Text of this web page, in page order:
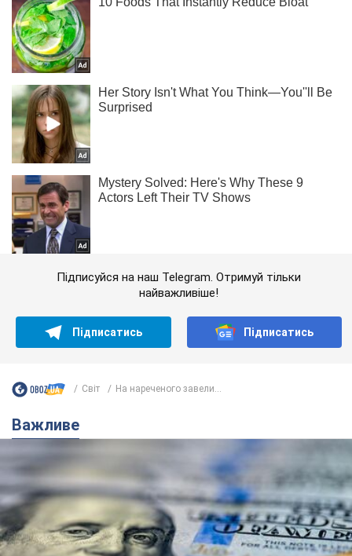
Підписуйся на наш Telegram. Отримуй тільки
найважливіше!
Підписатись Підписатись
Світ На нареченого завели...
Важливе